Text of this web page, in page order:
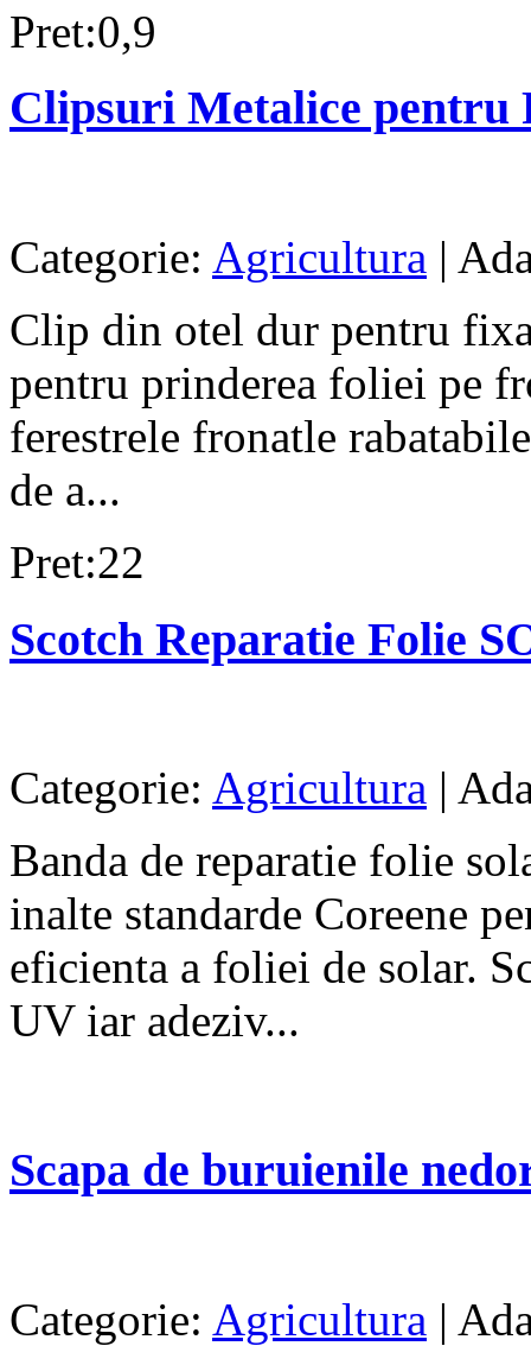
Pret:0,9
Clipsuri Metalice pentru
Categorie: Agricultura |
Clip din otel dur pentru
pentru prinderea foliei pe
ferestrele fronatle
de a...
Pret:22
Scotch Reparatie Folie
Categorie: Agricultura |
Banda de reparatie folie
inalte standarde Coreene
eficienta a foliei de solar.
UV iar adeziv...
Scapa de buruienile
Categorie: Agricultura |